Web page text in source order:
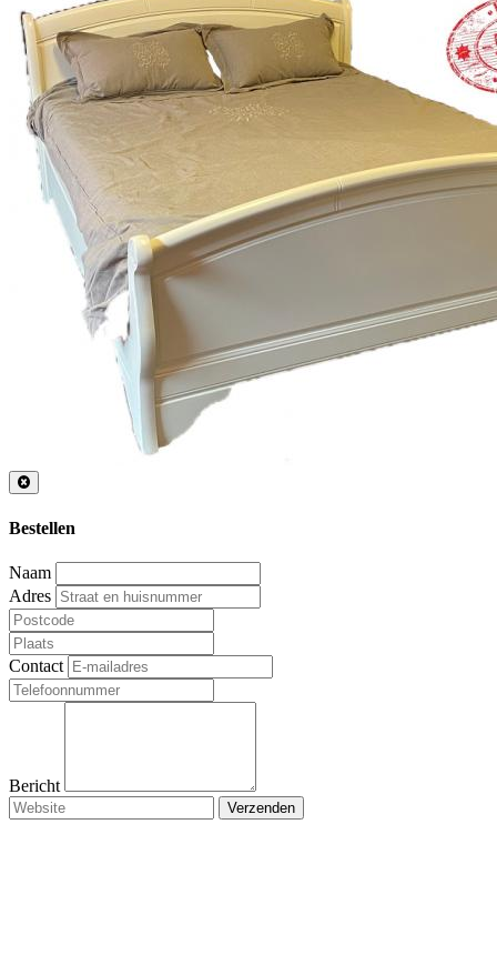
Bestellen
Naam
Adres
Contact
Bericht
Verzenden